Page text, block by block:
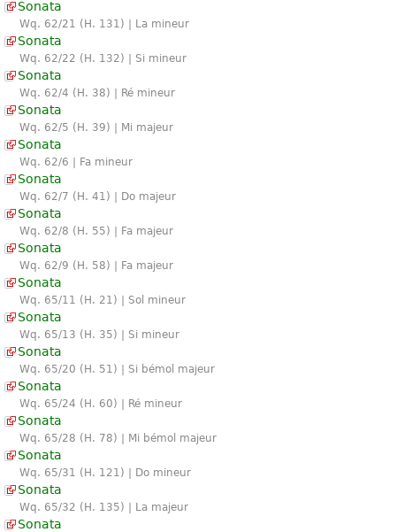
Sonata
Wq. 62/21 (H. 131) | La mineur
Sonata
Wq. 62/22 (H. 132) | Si mineur
Sonata
Wq. 62/4 (H. 38) | Ré mineur
Sonata
Wq. 62/5 (H. 39) | Mi majeur
Sonata
Wq. 62/6 | Fa mineur
Sonata
Wq. 62/7 (H. 41) | Do majeur
Sonata
Wq. 62/8 (H. 55) | Fa majeur
Sonata
Wq. 62/9 (H. 58) | Fa majeur
Sonata
Wq. 65/11 (H. 21) | Sol mineur
Sonata
Wq. 65/13 (H. 35) | Si mineur
Sonata
Wq. 65/20 (H. 51) | Si bémol majeur
Sonata
Wq. 65/24 (H. 60) | Ré mineur
Sonata
Wq. 65/28 (H. 78) | Mi bémol majeur
Sonata
Wq. 65/31 (H. 121) | Do mineur
Sonata
Wq. 65/32 (H. 135) | La majeur
Sonata